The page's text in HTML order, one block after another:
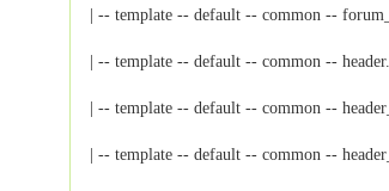
| -- template -- default -- common --
| -- template -- default -- common --
| -- template -- default -- common --
| -- template -- default -- common --